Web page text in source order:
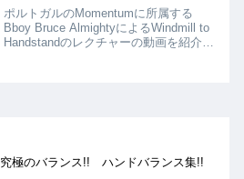
ポルトガルのMomentumに所属する
Bboy Bruce AlmightyによるWindmill to
Handstandのレクチャーの動画を紹介し
究極のバランス!! ハンドバランス集!!